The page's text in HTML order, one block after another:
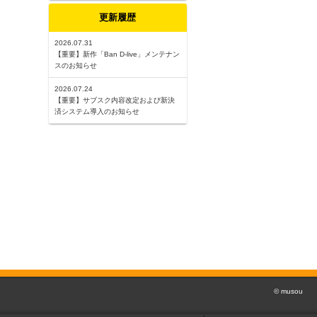
更新履歴
2026.07.31
【重要】新作「Ban D-live」メンテナン
スのお知らせ
2026.07.24
【重要】サブスク内容改定および新決
済システム導入のお知らせ
© musou